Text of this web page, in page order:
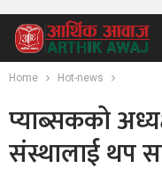
Home Hot-news
प्याब्सककाे
संस्थालाई थप